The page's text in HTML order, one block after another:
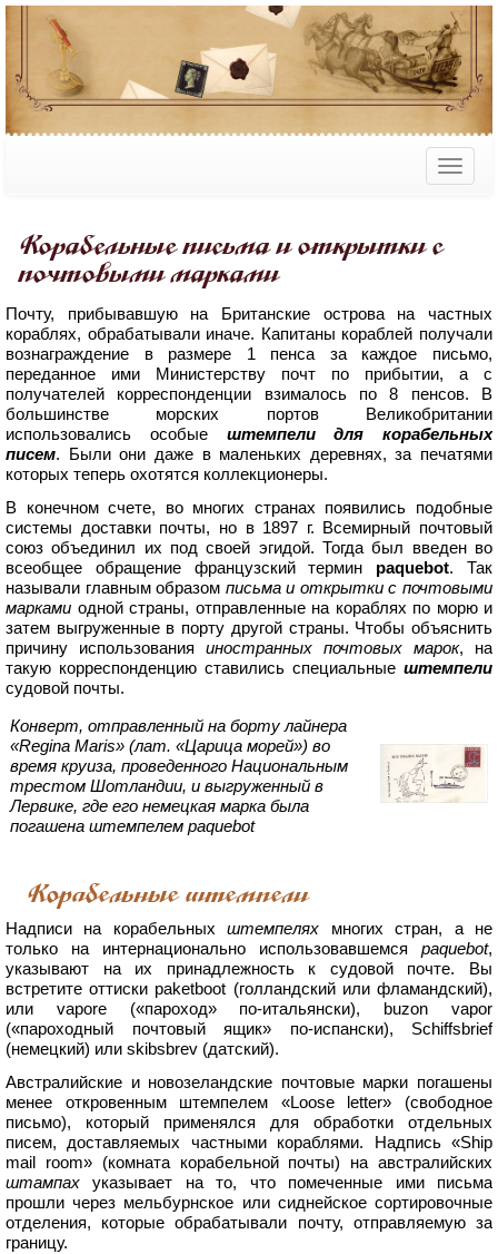
Корабельные письма и открытки с
почтовыми марками
Почту, прибывавшую на Британские острова на частных
кораблях, обрабатывали иначе. Капитаны кораблей получали
вознаграждение в размере 1 пенса за каждое письмо,
переданное ими Министерству почт по прибытии, а с
получателей корреспонденции взималось по 8 пенсов. В
большинстве морских портов Великобритании
использовались особые штемпели для корабельных
писем. Были они даже в маленьких деревнях, за печатями
которых теперь охотятся коллекционеры.
В конечном счете, во многих странах появились подобные
системы доставки почты, но в 1897 г. Всемирный почтовый
союз объединил их под своей эгидой. Тогда был введен во
всеобщее обращение французский термин paquebot. Так
называли главным образом письма и открытки с почтовыми
марками одной страны, отправленные на кораблях по морю и
затем выгруженные в порту другой страны. Чтобы объяснить
причину использования иностранных почтовых марок, на
такую корреспонденцию ставились специальные штемпели
судовой почты.
Конверт, отправленный на борту лайнера
«Regina Maris» (лат. «Царица морей») во
время круиза, проведенного Национальным
трестом Шотландии, и выгруженный в
Лервике, где его немецкая марка была
погашена штемпелем paquebot
Корабельные штемпели
Надписи на корабельныхштемпелях многих стран, а не
только на интернационально использовавшемся paquebot,
указывают на их принадлежность к судовой почте. Вы
встретите оттиски paketboot (голландский или фламандский),
или vapore («пароход» по-итальянски), buzon vapor
(«пароходный почтовый ящик» по-испански), Schiffsbrief
(немецкий) или skibsbrev (датский).
Австралийские и новозеландские почтовые марки погашены
менее откровенным штемпелем «Loose letter» (свободное
письмо), который применялся для обработки отдельных
писем, доставляемых частными кораблями. Надпись «Ship
mail room» (комната корабельной почты) на австралийских
штампах указывает на то, что помеченные ими письма
прошли через мельбурнское или сиднейское сортировочные
отделения, которые обрабатывали почту, отправляемую за
границу.